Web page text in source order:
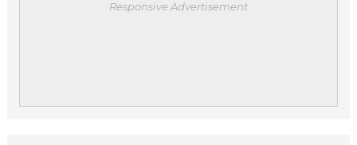
Responsive Advertisement